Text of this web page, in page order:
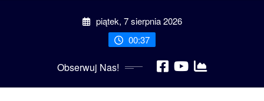
piątek, 7 sierpnia 2026
00:37
Obserwuj Nas!